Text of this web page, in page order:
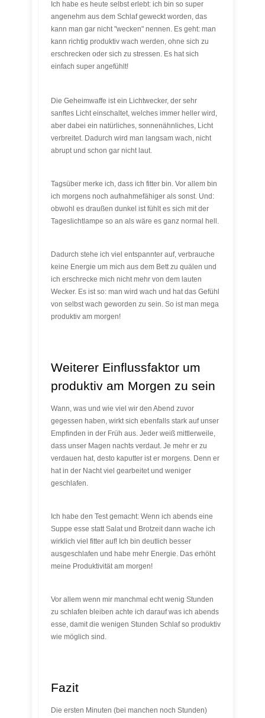
Ich habe es heute selbst erlebt: ich bin so super
angenehm aus dem Schlaf geweckt worden, das
kann man gar nicht "wecken" nennen. Es geht: man
kann richtig produktiv wach werden, ohne sich zu
erschrecken oder sich zu stressen. Es hat sich
einfach super angefühlt!
Die Geheimwaffe ist ein Lichtwecker, der sehr
sanftes Licht einschaltet, welches immer heller wird,
aber dabei ein natürliches, sonnenähnliches, Licht
verbreitet. Dadurch wird man langsam wach, nicht
abrupt und schon gar nicht laut.
Tagsüber merke ich, dass ich fitter bin. Vor allem bin
ich morgens noch aufnahmefähiger als sonst. Und:
obwohl es draußen dunkel ist fühlt es sich mit der
Tageslichtlampe so an als wäre es ganz normal hell.
Dadurch stehe ich viel entspannter auf, verbrauche
keine Energie um mich aus dem Bett zu quälen und
ich erschrecke mich nicht mehr von dem lauten
Wecker. Es ist so: man wird wach und hat das Gefühl
von selbst wach geworden zu sein. So ist man mega
produktiv am morgen!
Weiterer Einflussfaktor um
produktiv am Morgen zu sein
Wann, was und wie viel wir den Abend zuvor
gegessen haben, wirkt sich ebenfalls stark auf unser
Empfinden in der Früh aus. Jeder weiß mittlerweile,
dass unser Magen nachts verdaut. Je mehr er zu
verdauen hat, desto kaputter ist er morgens. Denn er
hat in der Nacht viel gearbeitet und weniger
geschlafen.
Ich habe den Test gemacht: Wenn ich abends eine
Suppe esse statt Salat und Brotzeit dann wache ich
wirklich viel fitter auf! Ich bin deutlich besser
ausgeschlafen und habe mehr Energie. Das erhöht
meine Produktivität am morgen!
Vor allem wenn mir manchmal echt wenig Stunden
zu schlafen bleiben achte ich darauf was ich abends
esse, damit die wenigen Stunden Schlaf so produktiv
wie möglich sind.
Fazit
Die ersten Minuten (bei manchen noch Stunden)